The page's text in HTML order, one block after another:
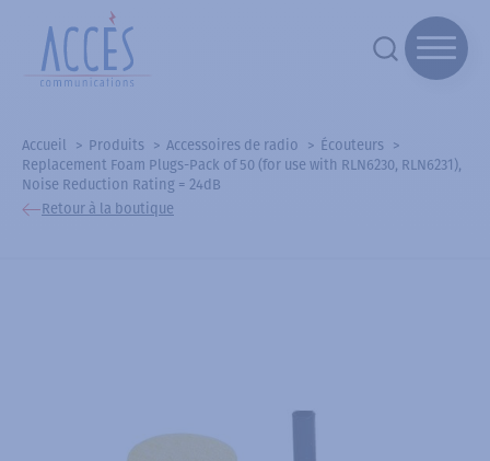
Accueil Produits Accessoires de radio
Écouteurs
Replacement Foam Plugs-Pack of 50 (for use with RLN6230, RLN6231),
Noise Reduction Rating = 24dB
Retour à la boutique